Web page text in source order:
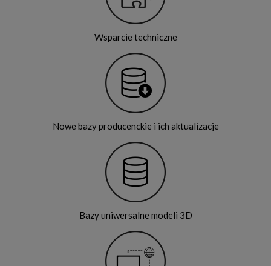
Wsparcie techniczne
Nowe bazy producenckie i ich aktualizacje
Bazy uniwersalne modeli 3D